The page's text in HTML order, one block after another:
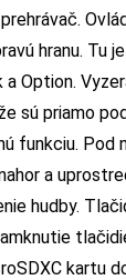
hranu. Tu
Option.
sú priamo
funkciu. Pod
a
hudby.
kartu